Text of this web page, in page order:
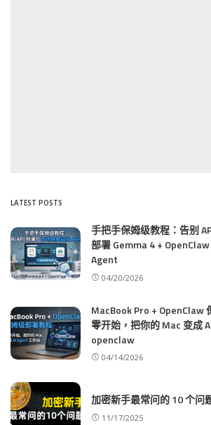
LATEST POSTS
手把手保姆级教程：告别
部署 Gemma 4 +
Agent
04/20/2026
MacBook Pro + OpenClaw
零开始，把你的 Mac 变成
openclaw
04/14/2026
加密新手最常问的 10 个问
11/17/2025